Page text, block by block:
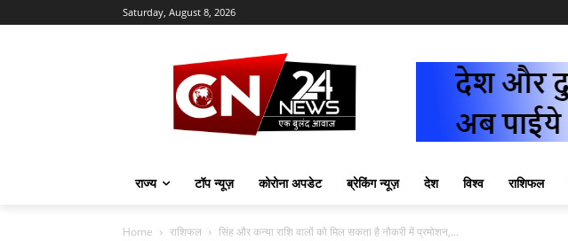
Saturday, August 8, 2026
राज्य टॉप न्यूज़ कोरोना अपडेट ब्रेकिंग न्यूज़ देश विश्व राशिफल
Home राशिफल सिंह और कन्या राशि वालों को मिल सकता है नौकरी में प्रमोशन,...